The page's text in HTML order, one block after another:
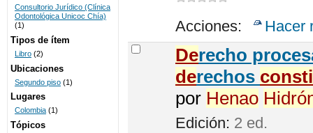
Acciones: Hacer
Derecho
derechos
por Henao
Edición: 2 ed.
Consultorio Jurídico (Clínica
Odontológica Unicoc Chía)
(1)
Tipos de ítem
Libro (2)
Ubicaciones
Segundo piso (1)
Lugares
Colombia (1)
Tópicos